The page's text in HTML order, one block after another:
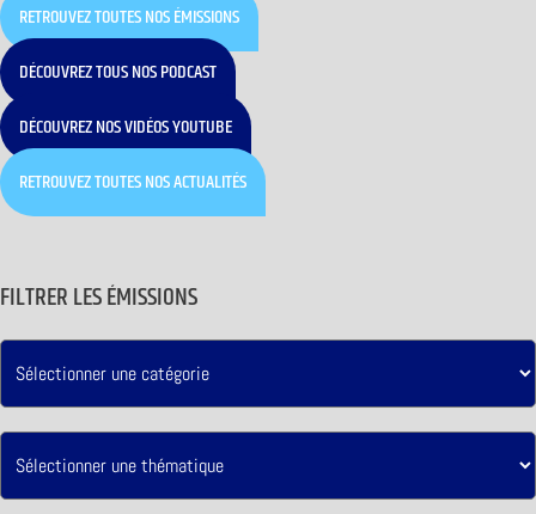
RETROUVEZ TOUTES NOS ÉMISSIONS
DÉCOUVREZ TOUS NOS PODCAST
DÉCOUVREZ NOS VIDÉOS YOUTUBE
RETROUVEZ TOUTES NOS ACTUALITÉS
FILTRER LES ÉMISSIONS